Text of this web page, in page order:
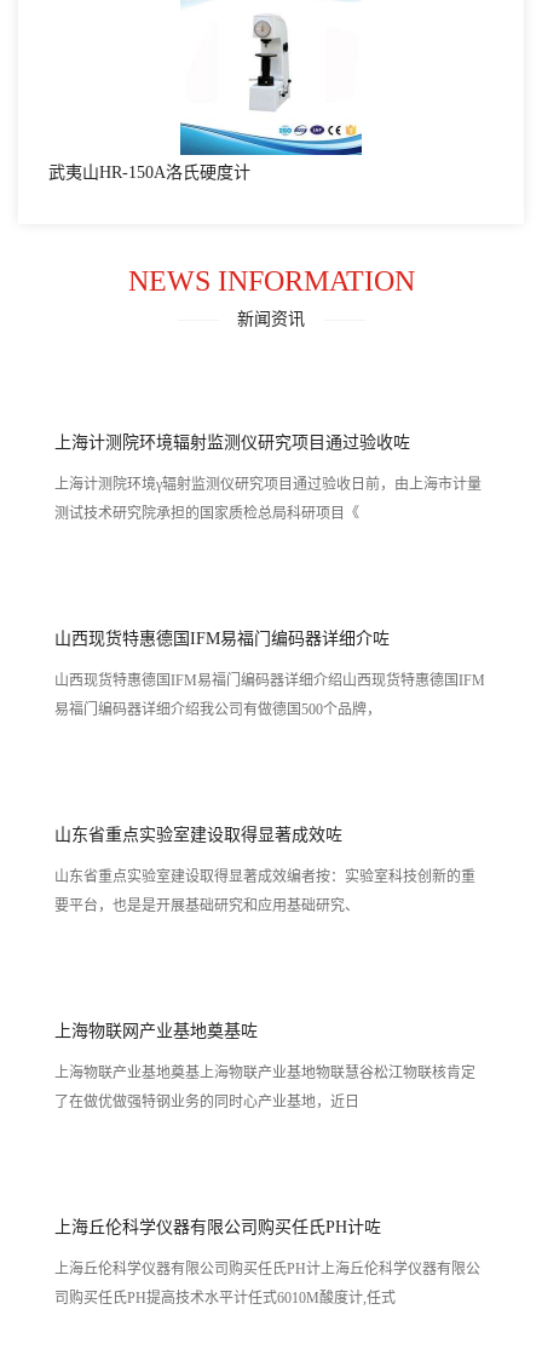
武夷山HR-150A洛氏硬度计
NEWS INFORMATION
新闻资讯
上海计测院环境辐射监测仪研究项目通过验收咗
上海计测院环境γ辐射监测仪研究项目通过验收日前，由上海市计量
测试技术研究院承担的国家质检总局科研项目《
山西现货特惠德国IFM易福门编码器详细介咗
山西现货特惠德国IFM易福门编码器详细介绍山西现货特惠德国IFM
易福门编码器详细介绍我公司有做德国500个品牌，
山东省重点实验室建设取得显著成效咗
山东省重点实验室建设取得显著成效编者按：实验室科技创新的重
要平台，也是是开展基础研究和应用基础研究、
上海物联网产业基地奠基咗
上海物联产业基地奠基上海物联产业基地物联慧谷松江物联核肯定
了在做优做强特钢业务的同时心产业基地，近日
上海丘伦科学仪器有限公司购买任氏PH计咗
上海丘伦科学仪器有限公司购买任氏PH计上海丘伦科学仪器有限公
司购买任氏PH提高技术水平计任式6010M酸度计,任式